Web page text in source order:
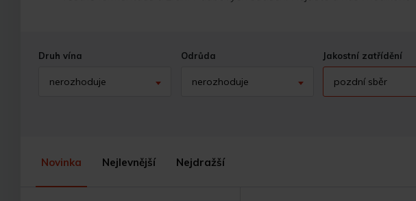
Druh vína
nerozhoduje
Odrůda
nerozhoduje
Jakostní zatřídění
pozdní sběr
Novinka Nejlevnější Nejdražší